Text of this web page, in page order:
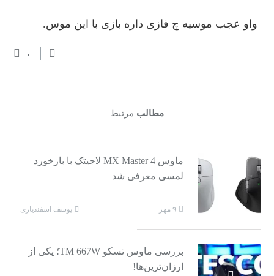
واو عجب موسیه چ فازی داره بازی با این موس.
۰
مطالب مرتبط
ماوس MX Master 4 لاجیتک با بازخورد
لمسی معرفی شد
۹ مهر یوسف اسفندیاری
بررسی ماوس تسکو TM 667W؛ یکی از
ارزان‌ترین‌ها!